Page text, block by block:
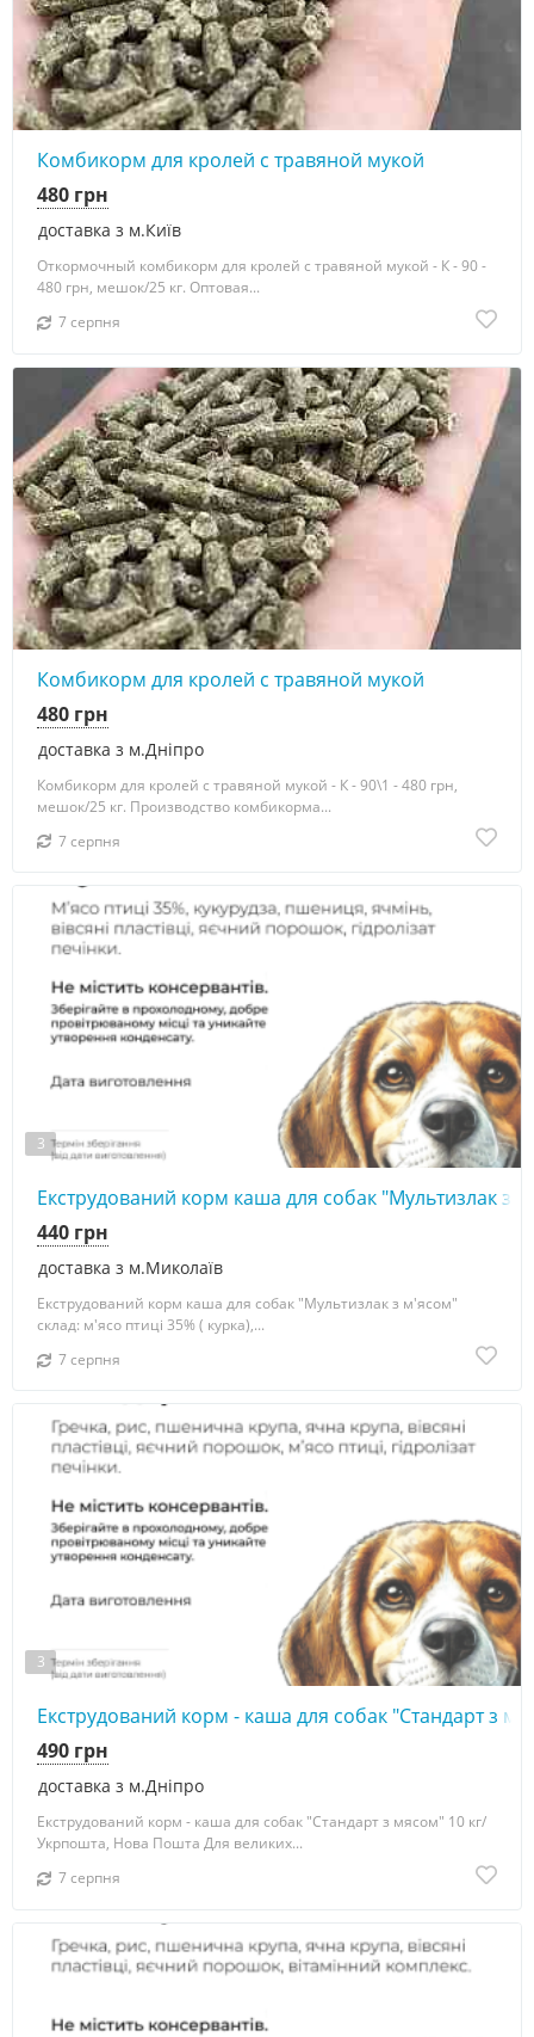
Комбикорм для кролей с травяной мукой
доставка з м.Київ
480 грн
Откормочный комбикорм для кролей с травяной мукой - К - 90 -
480 грн, мешок/25 кг. Оптовая...
7 серпня
Комбикорм для кролей с травяной мукой
доставка з м.Дніпро
480 грн
Комбикорм для кролей с травяной мукой - К - 90\1 - 480 грн,
мешок/25 кг. Производство комбикорма...
7 серпня
3
Екструдований корм каша для собак "Мультизлак з
доставка з м.Миколаїв
440 грн
Екструдований корм каша для собак "Мультизлак з м'ясом"
склад: м'ясо птиці 35% ( курка),...
7 серпня
3
Екструдований корм - каша для собак "Стандарт з
доставка з м.Дніпро
490 грн
Екструдований корм - каша для собак "Стандарт з мясом" 10 кг/
Укрпошта, Нова Пошта Для великих...
7 серпня